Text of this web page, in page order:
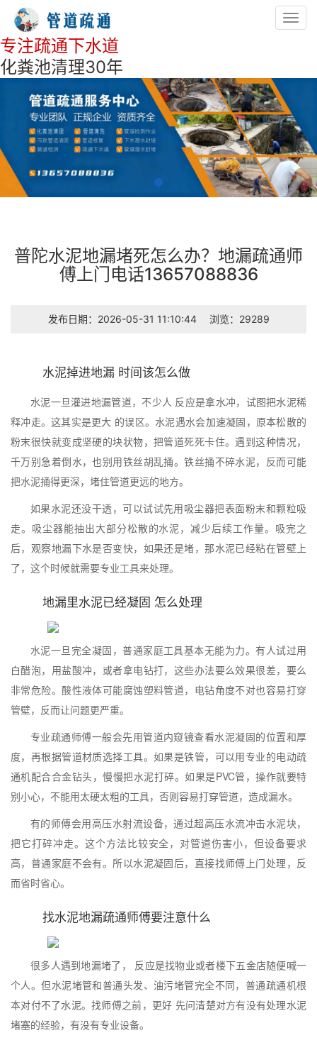
专注疏通下水道
化粪池清理30年
普陀水泥地漏堵死怎么办？地漏疏通师
傅上门电话13657088836
发布日期：2026-05-31 11:10:44 浏览：29289
水泥掉进地漏 时间该怎么做
水泥一旦灌进地漏管道，不少人 反应是拿水冲，试图把水泥稀
释冲走。这其实是更大 的误区。水泥遇水会加速凝固，原本松散的
粉末很快就变成坚硬的块状物，把管道死死卡住。遇到这种情况，
千万别急着倒水，也别用铁丝胡乱捅。铁丝捅不碎水泥，反而可能
把水泥捅得更深，堵住管道更远的地方。
如果水泥还没干透，可以试试先用吸尘器把表面粉末和颗粒吸
走。吸尘器能抽出大部分松散的水泥，减少后续工作量。吸完之
后，观察地漏下水是否变快，如果还是堵，那水泥已经粘在管壁上
了，这个时候就需要专业工具来处理。
地漏里水泥已经凝固 怎么处理
水泥一旦完全凝固，普通家庭工具基本无能为力。有人试过用
白醋泡，用盐酸冲，或者拿电钻打，这些办法要么效果很差，要么
非常危险。酸性液体可能腐蚀塑料管道，电钻角度不对也容易打穿
管壁，反而让问题更严重。
专业疏通师傅一般会先用管道内窥镜查看水泥凝固的位置和厚
度，再根据管道材质选择工具。如果是铁管，可以用专业的电动疏
通机配合合金钻头，慢慢把水泥打碎。如果是PVC管，操作就要特
别小心，不能用太硬太粗的工具，否则容易打穿管道，造成漏水。
有的师傅会用高压水射流设备，通过超高压水流冲击水泥块，
把它打碎冲走。这个方法比较安全，对管道伤害小，但设备要求
高，普通家庭不会有。所以水泥凝固后，直接找师傅上门处理，反
而省时省心。
找水泥地漏疏通师傅要注意什么
很多人遇到地漏堵了， 反应是找物业或者楼下五金店随便喊一
个人。但水泥堵管和普通头发、油污堵管完全不同，普通疏通机根
本对付不了水泥。找师傅之前，更好 先问清楚对方有没有处理水泥
堵塞的经验，有没有专业设备。